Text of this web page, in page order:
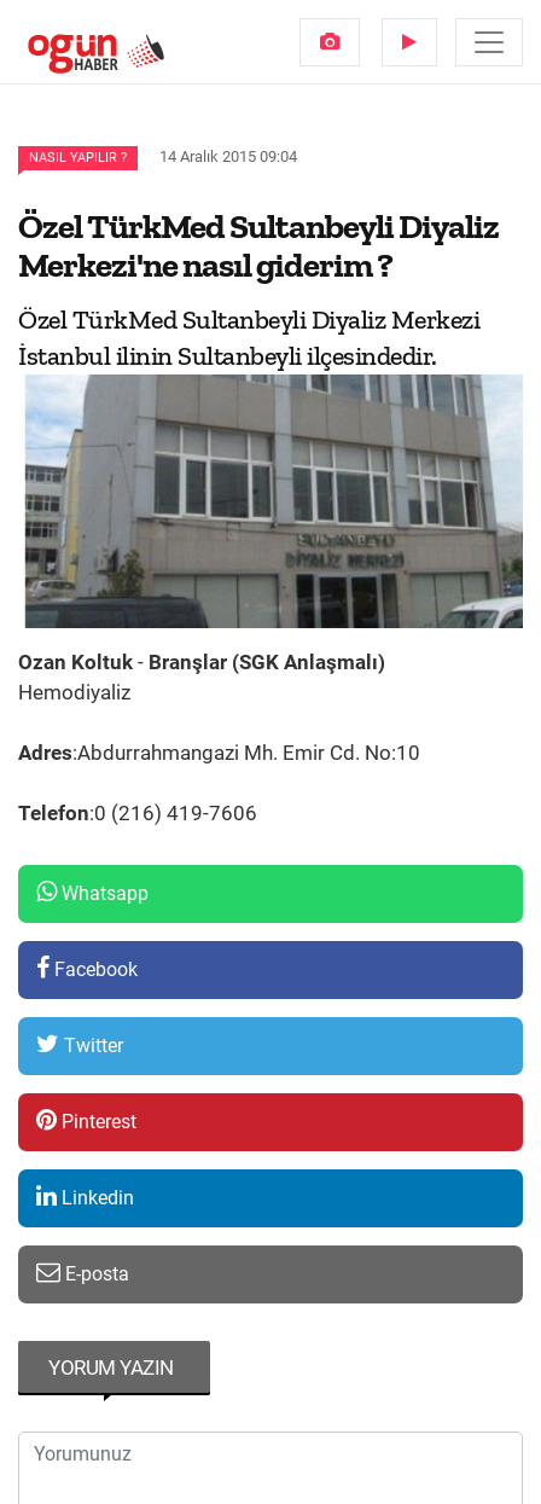
NASIL YAPILIR ? 14 Aralık 2015 09:04
Özel TürkMed Sultanbeyli Diyaliz
Merkezi'ne nasıl giderim ?
Özel TürkMed Sultanbeyli Diyaliz Merkezi
İstanbul ilinin Sultanbeyli ilçesindedir.
Ozan Koltuk - Branşlar (SGK Anlaşmalı)
Hemodiyaliz
Adres:Abdurrahmangazi Mh. Emir Cd. No:10
Telefon:0 (216) 419-7606
Whatsapp
Facebook
Twitter
Pinterest
Linkedin
E-posta
YORUM YAZIN